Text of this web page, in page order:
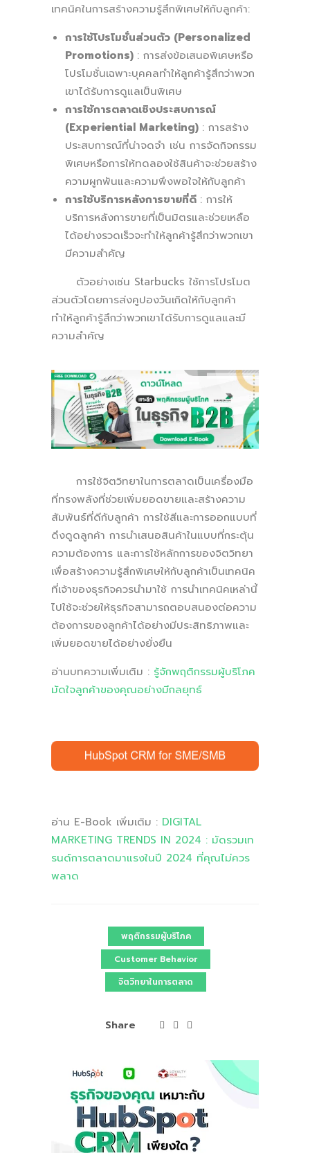
เทคนิคในการสร้างความรู้สึกพิเศษให้กับลูกค้า:
การใช้โปรโมชั่นส่วนตัว (Personalized
Promotions) : การส่งข้อเสนอพิเศษหรือ
โปรโมชั่นเฉพาะบุคคลทำให้ลูกค้ารู้สึกว่าพวก
เขาได้รับการดูแลเป็นพิเศษ
การใช้การตลาดเชิงประสบการณ์
(Experiential Marketing) : การสร้าง
ประสบการณ์ที่น่าจดจำ เช่น การจัดกิจกรรม
พิเศษหรือการให้ทดลองใช้สินค้าจะช่วยสร้าง
ความผูกพันและความพึงพอใจให้กับลูกค้า
การใช้บริการหลังการขายที่ดี : การให้
บริการหลังการขายที่เป็นมิตรและช่วยเหลือ
ได้อย่างรวดเร็วจะทำให้ลูกค้ารู้สึกว่าพวกเขา
มีความสำคัญ
ตัวอย่างเช่น Starbucks ใช้การโปรโมต
ส่วนตัวโดยการส่งคูปองวันเกิดให้กับลูกค้า
ทำให้ลูกค้ารู้สึกว่าพวกเขาได้รับการดูแลและมี
ความสำคัญ
การใช้จิตวิทยาในการตลาดเป็นเครื่องมือ
ที่ทรงพลังที่ช่วยเพิ่มยอดขายและสร้างความ
สัมพันธ์ที่ดีกับลูกค้า การใช้สีและการออกแบบที่
ดึงดูดลูกค้า การนำเสนอสินค้าในแบบที่กระตุ้น
ความต้องการ และการใช้หลักการของจิตวิทยา
เพื่อสร้างความรู้สึกพิเศษให้กับลูกค้าเป็นเทคนิค
ที่เจ้าของธุรกิจควรนำมาใช้ การนำเทคนิคเหล่านี้
ไปใช้จะช่วยให้ธุรกิจสามารถตอบสนองต่อความ
ต้องการของลูกค้าได้อย่างมีประสิทธิภาพและ
เพิ่มยอดขายได้อย่างยั่งยืน
อ่านบทความเพิ่มเติม : รู้จักพฤติกรรมผู้บริโภค
มัดใจลูกค้าของคุณอย่างมีกลยุทธ์
อ่าน E-Book เพิ่มเติม : DIGITAL
MARKETING TRENDS IN 2024 : มัดรวมเท
รนด์การตลาดมาแรงในปี 2024 ที่คุณไม่ควร
พลาด
พฤติกรรมผู้บริโภค
Customer Behavior
จิตวิทยาในการตลาด
Share